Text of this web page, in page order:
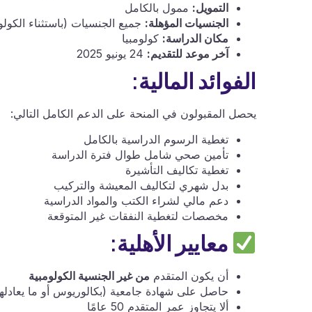
التمويل: ممول بالكامل
الجنسيات المؤهلة: جميع الجنسيات (باستثناء
مكان الدراسة: كولومبيا
آخر موعد للتقديم:
الفوائد المالية:
يحصل المقبولون في المنحة على الدعم الكامل التالي:
تغطية الرسوم الدراسية بالكامل
تأمين صحي شامل طوال فترة الدراسة
تغطية تكاليف التأشيرة
بدل شهري لتكاليف المعيشة والتركيب
دعم مالي لشراء الكتب والمواد الدراسية
مخصصات لتغطية النفقات غير المتوقعة
معايير الأهلية:
أن يكون المتقدم من غير الجنسية الكولومبية
حاصل على شهادة جامعية (بكالوريوس أو ما
ألا يتجاوز عمر المتقدم 50 عامًا